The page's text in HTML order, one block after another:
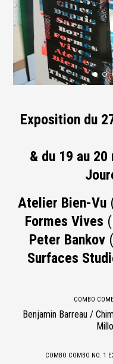
Exposition du
& du 19 au
Atelier Bien-Vu
Formes Vives
Peter Bankov
Surfaces
COMBO
Benjamin Barreau /
COMBO COMBO NO. 1